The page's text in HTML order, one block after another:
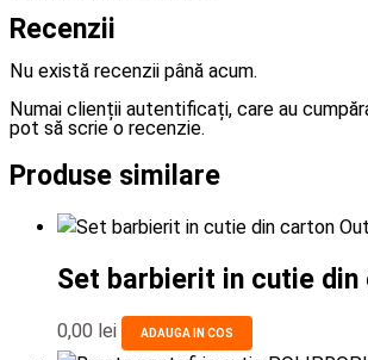
Recenzii
Nu există recenzii până acum.
Numai clienții autentificați, care au
pot să scrie o recenzie.
Produse similare
Set barbierit in cutie
0,00 lei ADAUGA IN COS